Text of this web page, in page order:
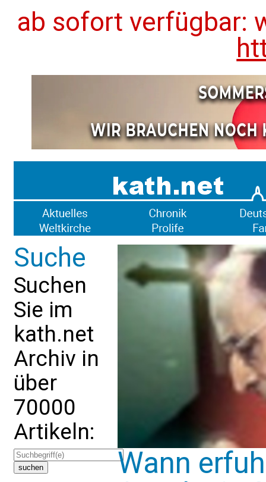
ab sofort verfügbar:
Suche
Suchen
Sie im
kath.net
Archiv in
über
70000
Artikeln:
Wann